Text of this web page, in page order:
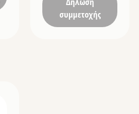
συμμετοχής